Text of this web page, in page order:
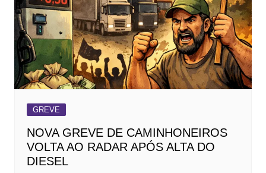
GREVE
NOVA GREVE DE CAMINHONEIROS
VOLTA AO RADAR APÓS ALTA DO
DIESEL